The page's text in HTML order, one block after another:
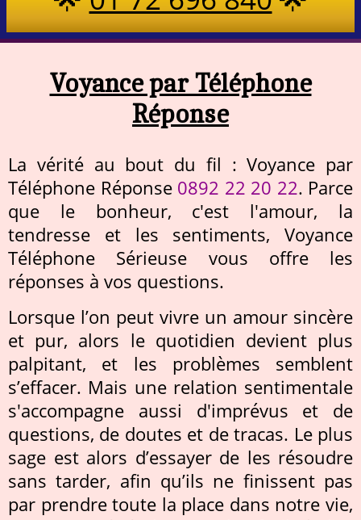
Voyance par Téléphone
Réponse
La vérité au bout du fil : Voyance par
Téléphone Réponse 0892 22 20 22. Parce
que le bonheur, c'est l'amour, la
tendresse et les sentiments, Voyance
Téléphone Sérieuse vous offre les
réponses à vos questions.
Lorsque l’on peut vivre un amour sincère
et pur, alors le quotidien devient plus
palpitant, et les problèmes semblent
s’effacer. Mais une relation sentimentale
s'accompagne aussi d'imprévus et de
questions, de doutes et de tracas. Le plus
sage est alors d’essayer de les résoudre
sans tarder, afin qu’ils ne finissent pas
par prendre toute la place dans notre vie,